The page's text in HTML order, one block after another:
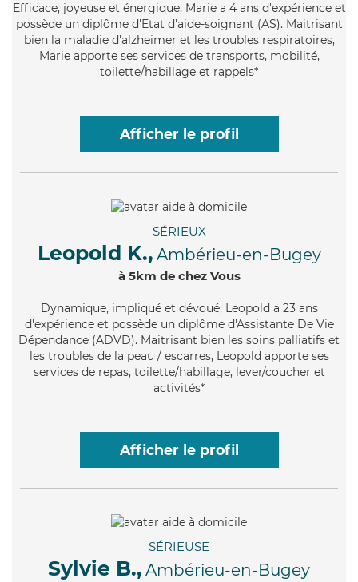
Efficace, joyeuse et énergique, Marie a 4 ans d'expérience et
possède un diplôme d'Etat d'aide-soignant (AS). Maitrisant
bien la maladie d'alzheimer et les troubles respiratoires,
Marie apporte ses services de transports, mobilité,
toilette/habillage et rappels*
Afficher le profil
SÉRIEUX
Leopold K., Ambérieu-en-Bugey
à 5km de chez Vous
Dynamique, impliqué et dévoué, Leopold a 23 ans
d'expérience et possède un diplôme d'Assistante De Vie
Dépendance (ADVD). Maitrisant bien les soins palliatifs et
les troubles de la peau / escarres, Leopold apporte ses
services de repas, toilette/habillage, lever/coucher et
activités*
Afficher le profil
SÉRIEUSE
Sylvie B., Ambérieu-en-Bugey